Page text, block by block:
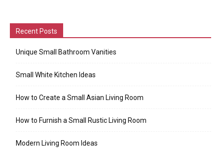
Recent Posts
Unique Small Bathroom Vanities
Small White Kitchen Ideas
How to Create a Small Asian Living Room
How to Furnish a Small Rustic Living Room
Modern Living Room Ideas